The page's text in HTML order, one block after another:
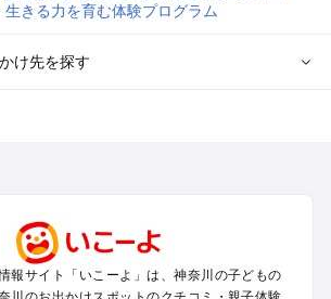
け先を探す
・真鶴のプールお出かけ
上野原のプールお出かけ
・日吉・青葉台・鶴見のプールお出かけ
報サイト「いこーよ」は、神奈川の子どもの